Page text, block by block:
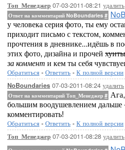
Топ_Менеджер 07-03-2011-08:21 удалить
Ответ на комментарий NoBoundaries #
у человека серия фото, ты ему
приходит письмо с текстом,
прочтения в дневнике...идёшь в
этих фото, дизайна и прочей
за коммент и кем ты себя
Обратиться - Ответить - К полной версии
NoBoundaries 07-03-2011-08:24 удалить
Ответ на комментарий Топ_Менеджер #
большим воодушевлением дальше
комментировать!
Обратиться - Ответить - К полной версии
Топ_Менеджер 07-03-2011-08:28 удалить